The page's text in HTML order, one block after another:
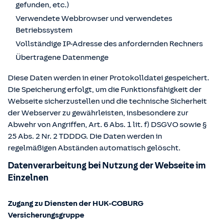
gefunden, etc.)
Verwendete Webbrowser und verwendetes
Betriebssystem
Vollständige IP-Adresse des anfordernden Rechners
Übertragene Datenmenge
Diese Daten werden in einer Protokolldatei gespeichert.
Die Speicherung erfolgt, um die Funktionsfähigkeit der
Webseite sicherzustellen und die technische Sicherheit
der Webserver zu gewährleisten, insbesondere zur
Abwehr von Angriffen, Art. 6 Abs. 1 lit. f) DSGVO sowie §
25 Abs. 2 Nr. 2 TDDDG. Die Daten werden in
regelmäßigen Abständen automatisch gelöscht.
Datenverarbeitung bei Nutzung der Webseite im
Einzelnen
Zugang zu Diensten der HUK-COBURG
Versicherungsgruppe